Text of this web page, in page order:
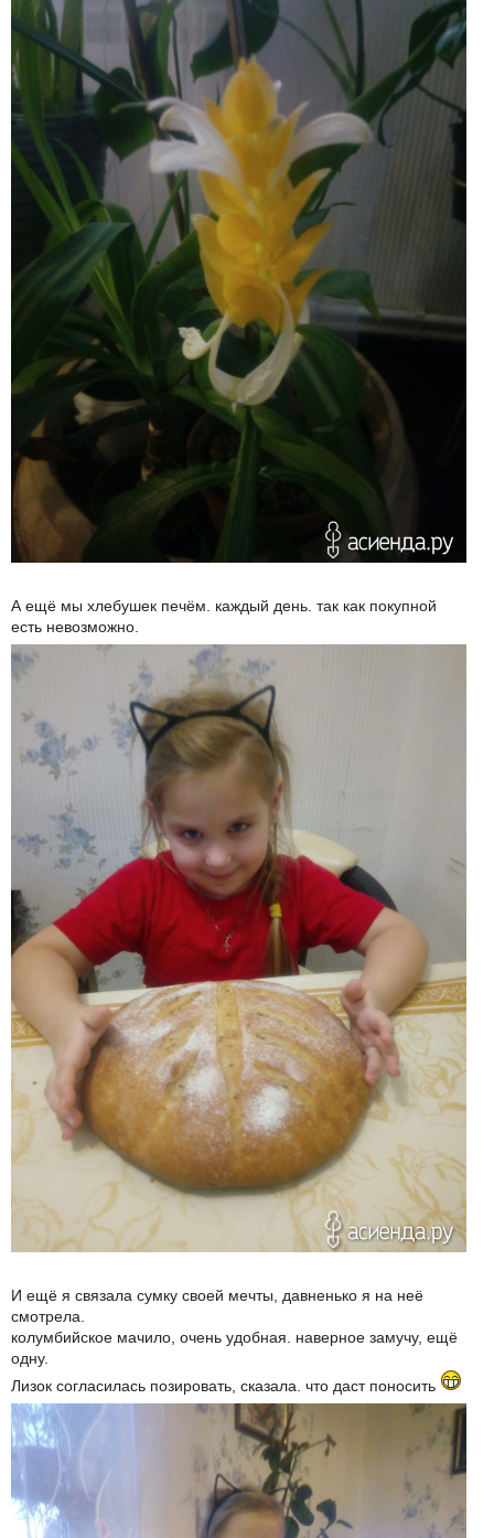
А ещё мы хлебушек печём. каждый день. так как покупной
есть невозможно.
И ещё я связала сумку своей мечты, давненько я на неё
смотрела.
колумбийское мачило, очень удобная. наверное замучу, ещё
одну.
Лизок согласилась позировать, сказала. что даст поносить